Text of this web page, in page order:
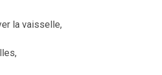
la vaisselle,